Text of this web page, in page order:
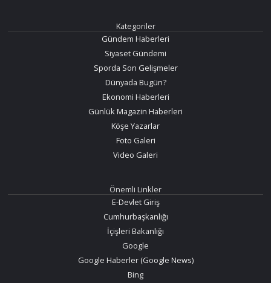
Kategoriler
Gündem Haberleri
Siyaset Gündemi
Sporda Son Gelişmeler
Dünyada Bugün?
Ekonomi Haberleri
Günlük Magazin Haberleri
Köşe Yazarlar
Foto Galeri
Video Galeri
Önemli Linkler
E-Devlet Giriş
Cumhurbaşkanlığı
İçişleri Bakanlığı
Google
Google Haberler (Google News)
Bing